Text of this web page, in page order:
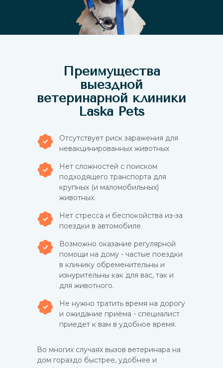
Преимущества
выездной
ветеринарной клиники
Laska Pets
Отсутствует риск заражения для
невакцинированных животных
Нет сложностей с поиском
подходящего транспорта для
крупных (и маломобильных)
животных.
Нет стресса и беспокойства из-за
поездки в автомобиле.
Возможно оказание регулярной
помощи на дому - частые поездки
в клинику обременительны и
изнурительны как для вас, так и
для животного.
Не нужно тратить время на дорогу
и ожидание приёма - специалист
приедет к вам в удобное время.
Во многих случаях вызов ветеринара на
дом гораздо быстрее, удобнее и